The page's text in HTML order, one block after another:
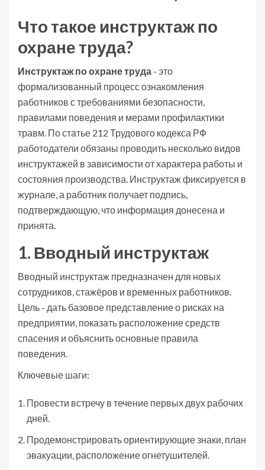
Что такое инструктаж по
охране труда?
Инструктаж по охране труда - это
формализованный процесс ознакомления
работников с требованиями безопасности,
правилами поведения и мерами профилактики
травм. По статье 212 Трудового кодекса РФ
работодатели обязаны проводить несколько видов
инструктажей в зависимости от характера работы и
состояния производства. Инструктаж фиксируется в
журнале, а работник получает подпись,
подтверждающую, что информация донесена и
принята.
1. Вводный инструктаж
Вводный инструктаж предназначен для новых
сотрудников, стажёров и временных работников.
Цель - дать базовое представление о рисках на
предприятии, показать расположение средств
спасения и объяснить основные правила
поведения.
Ключевые шаги:
Провести встречу в течение первых двух рабочих
дней.
Продемонстрировать ориентирующие знаки, план
эвакуации, расположение огнетушителей.